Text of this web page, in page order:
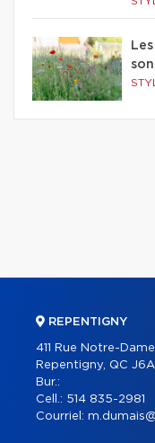
REPENTIGNY
411 Rue Notre-
Repentigny, QC
Bur.:
Cell.: 514 835-2981
Courriel: